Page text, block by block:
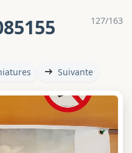
127/163
Suivante